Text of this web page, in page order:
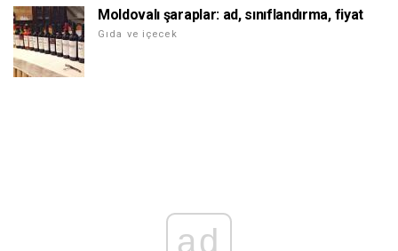
Moldovalı şaraplar: ad, sınıflandırma, fiyat
Gıda ve içecek
ad